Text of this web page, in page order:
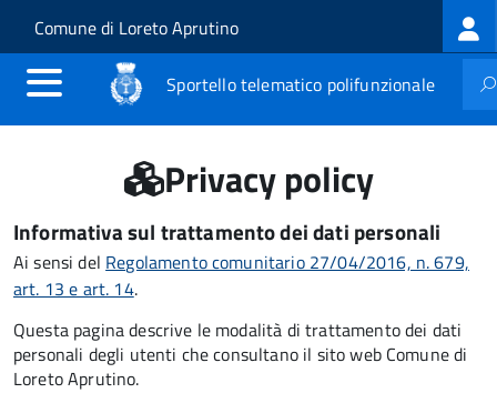
Salta al contenuto principale
Skip to site navigation
Comune di Loreto Aprutino
Sportello telematico polifunzionale
Privacy policy
Informativa sul trattamento dei dati personali
Ai sensi del Regolamento comunitario 27/04/2016, n. 679,
art. 13 e art. 14.
Questa pagina descrive le modalità di trattamento dei dati
personali degli utenti che consultano il sito web Comune di
Loreto Aprutino.